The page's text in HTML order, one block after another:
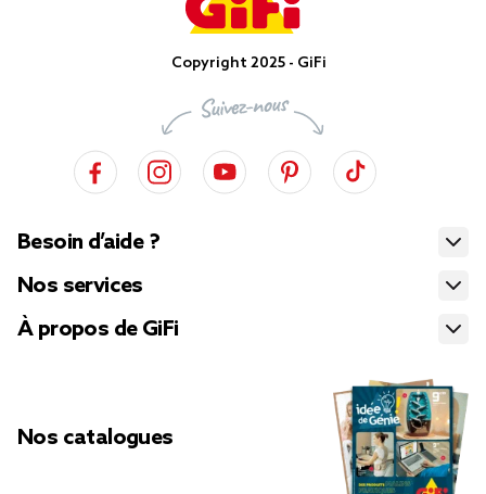
Copyright 2025 - GiFi
Besoin d’aide ?
Nos services
À propos de GiFi
Nos catalogues